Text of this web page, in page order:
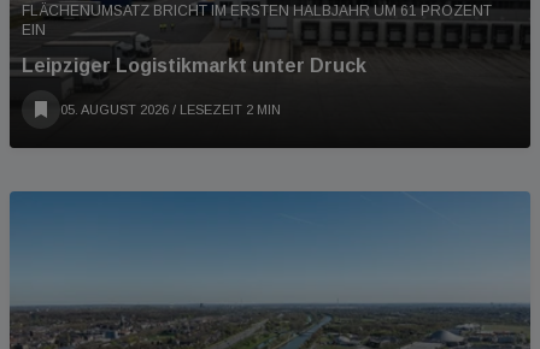
FLÄCHENUMSATZ BRICHT IM ERSTEN HALBJAHR UM 61 PROZENT
EIN
Leipziger Logistikmarkt unter Druck
05. AUGUST 2026 / LESEZEIT 2 MIN